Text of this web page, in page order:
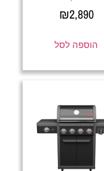
₪2,890
הוספה לסל